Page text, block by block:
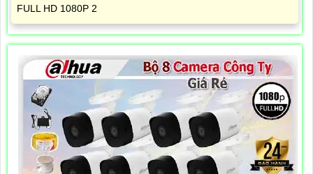
FULL HD 1080P 2